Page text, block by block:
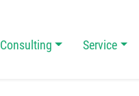
Consulting Service